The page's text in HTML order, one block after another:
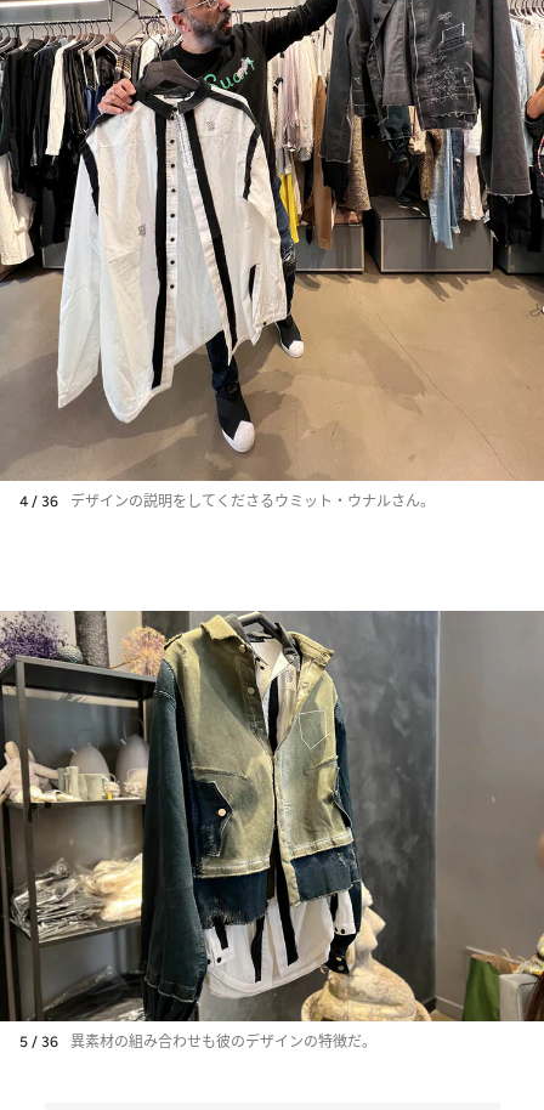
4 / 36 デザインの説明をしてくださるウミット・ウナルさん。
5 / 36 異素材の組み合わせも彼のデザインの特徴だ。